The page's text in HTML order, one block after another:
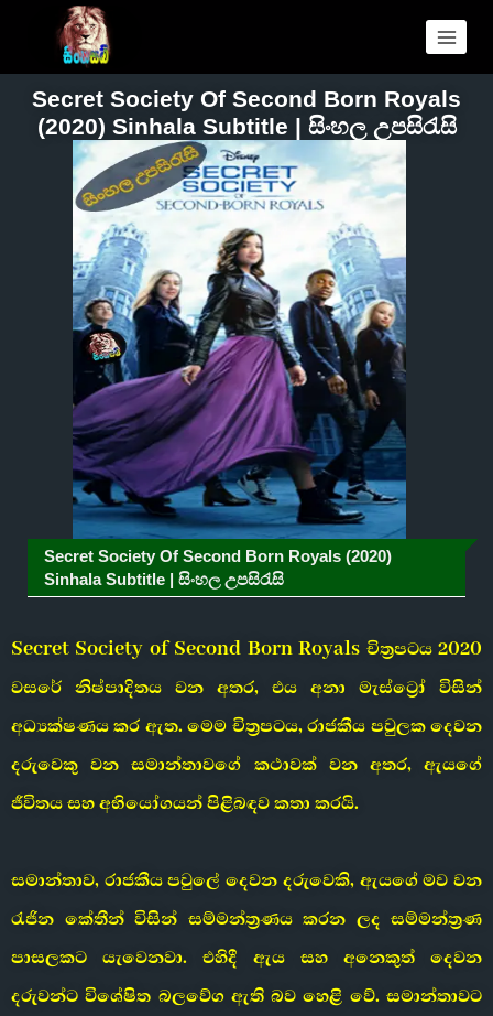
Secret Society Of Second Born Royals
(2020) Sinhala Subtitle | සිංහල උපසිරැසි
Secret Society Of Second Born Royals (2020)
Sinhala Subtitle | සිංහල උපසිරැසි
Secret Society of Second Born Royals චිත්‍රපටය 2020
වසරේ නිෂ්පාදිතය වන අතර, එය අනා මැස්ට්‍රෝ විසින්
අධ්‍යක්ෂණය කර ඇත. මෙම චිත්‍රපටය, රාජකීය පවුලක දෙවන
දරුවෙකු වන සමාන්තාවගේ කථාවක් වන අතර, ඇයගේ
ජීවිතය සහ අභියෝගයන් පිළිබඳව කතා කරයි.
සමාන්තාව, රාජකීය පවුලේ දෙවන දරුවෙකි, ඇයගේ මව වන
රැජින කේතීන් විසින් සම්මන්ත්‍රණය කරන ලද සම්මන්ත්‍රණ
පාසලකට යැවෙනවා. එහිදී ඇය සහ අනෙකුත් දෙවන
දරුවන්ට විශේෂිත බලවේග ඇති බව හෙළි වේ. සමාන්තාවට